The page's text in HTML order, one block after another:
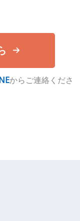
からご連絡くださ